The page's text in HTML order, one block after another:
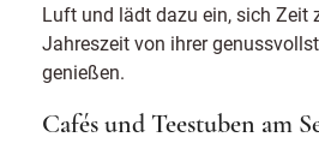
Luft und lädt dazu ein, sich Zeit
Jahreszeit von ihrer
genießen.
Cafés und Teestuben am